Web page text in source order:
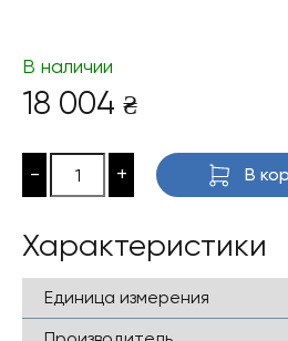
В наличии
18 004 ₴
- + В
Характеристики
Единица измерения